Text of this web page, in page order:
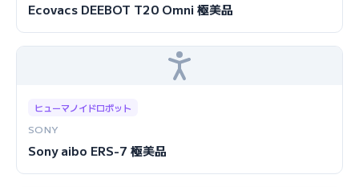
Ecovacs DEEBOT T20 Omni 極美品
ヒューマノイドロボット
SONY
Sony aibo ERS-7 極美品